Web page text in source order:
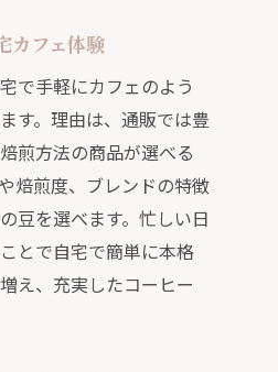
すすめのドリップ手順
ーヒー豆の鮮度管理法
った時の通販活用法
すすめの選び方ガイ
い豆選びのコツとは
カフェ体験
で手軽にカフェのよう
す。理由は、通販では豊
煎方法の商品が選べる
焙煎度、ブレンドの特徴
豆を選べます。忙しい日
とで自宅で簡単に本格
え、充実したコーヒー